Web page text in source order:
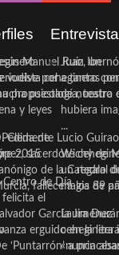
vuelve por
propuesta
de
2015
Centro de Día
el
Manuel Ruiz, un
ceheginero con
psicología, teatro
y leyes
Clemente Lucio Guirao
sacerdote
de la Catedral
fallece a los 89
García Jiménez
erguido en la
‘Puntarrón’ a
Juan
a tantas
de nuestra
hubiera
...
Wichy de
un regalo
magia de
Laura
ceheginera
«nunca